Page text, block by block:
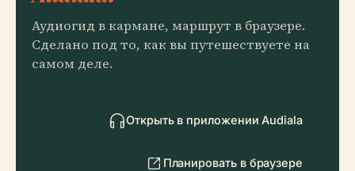
Аудиогид в кармане, маршрут в браузере.
Сделано под то, как вы путешествуете на
самом деле.
Открыть в приложении Audiala
Планировать в браузере